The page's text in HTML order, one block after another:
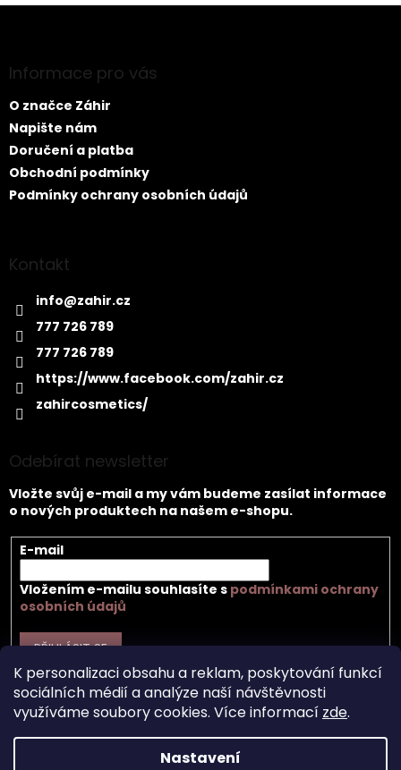
K personalizaci obsahu a reklam, poskytování funkcí
sociálních médií a analýze naší návštěvnosti
využíváme soubory cookies. Více informací zde.
Nastavení
Z
aInformace pro vás
O značce Záhir
Napište nám
Doručení a platba
Obchodní podmínky
Podmínky ochrany osobních údajů
Kontakt
info@zahir.cz
777 726 789
777 726 789
https://www.facebook.com/zahir.cz
zahircosmetics/
Odebírat newsletter
Vložte svůj e-mail a my vám budeme zasílat informace
o nových produktech na našem e-shopu.
E-mail
Vložením e-mailu souhlasíte s podmínkami ochrany
osobních údajů
PŘIHLÁSIT SE